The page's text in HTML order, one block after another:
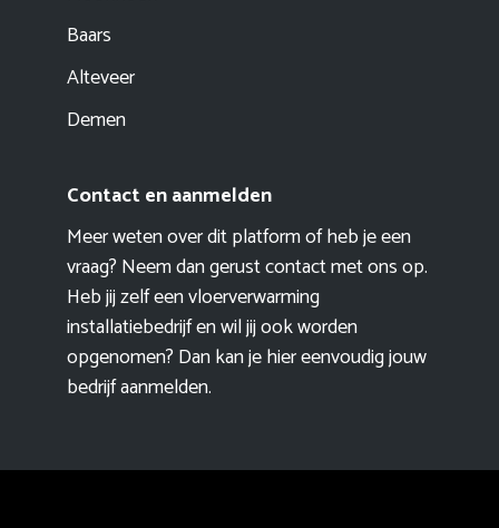
Baars
Alteveer
Demen
Contact en aanmelden
Meer weten over dit platform of heb je een
vraag? Neem dan gerust contact met ons op.
Heb jij zelf een vloerverwarming
installatiebedrijf en wil jij ook worden
opgenomen? Dan kan je hier eenvoudigjouw
bedrijf aanmelden.